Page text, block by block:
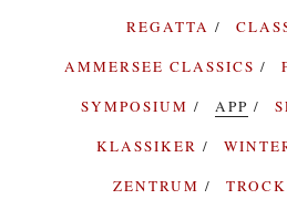
REGATTA
AMMERSEE CLASSICS
SYMPOSIUM
APP
KLASSIKER
ZENTRUM